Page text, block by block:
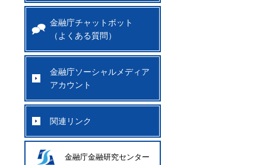
金融庁チャットボット
（よくある質問）
金融庁ソーシャルメディア
アカウント
関連リンク
金融庁金融研究センター